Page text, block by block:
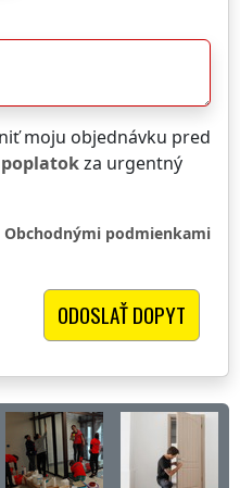
moju objednávku pred
poplatokza urgentný
Obchodnými podmienkami